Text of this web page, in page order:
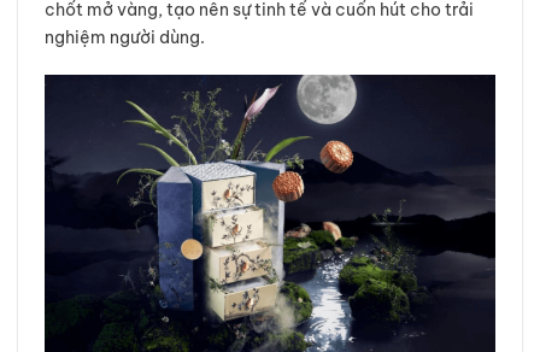
chốt mở vàng, tạo nên sự tinh tế và cuốn hút cho trải
nghiệm người dùng.